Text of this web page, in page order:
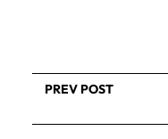
PREV POST